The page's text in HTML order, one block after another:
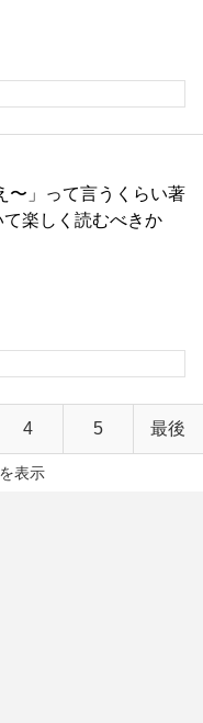
〜」って言うくらい著
楽しく読むべきか
4 5 最後
表示